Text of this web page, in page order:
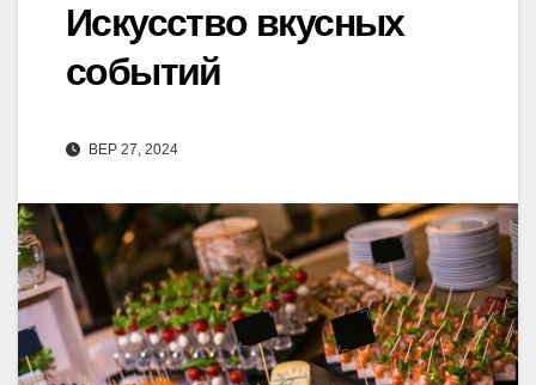
Искусство вкусных
событий
ВЕР 27, 2024